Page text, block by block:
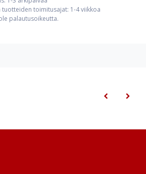
toimitusajat: 1-4 viikkoa
palautusoikeutta.